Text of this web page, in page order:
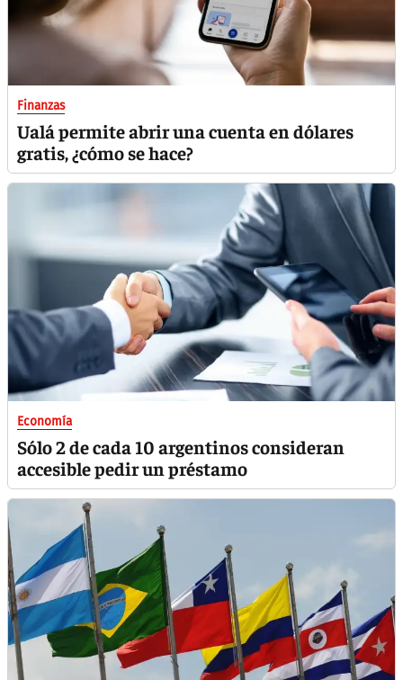
Finanzas
Ualá permite abrir una cuenta en dólares
gratis, ¿cómo se hace?
Economía
Sólo 2 de cada 10 argentinos consideran
accesible pedir un préstamo